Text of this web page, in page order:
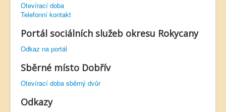
Otevírací doba
Telefonní kontakt
Portál sociálních služeb okresu Rokycany
Odkaz na portál
Sběrné místo Dobřív
Otevírací doba sběrný dvůr
Odkazy